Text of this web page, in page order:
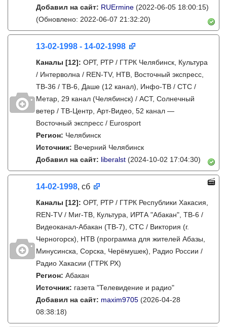
Добавил на сайт: RUErmine (2022-06-05 18:00:15)
(Обновлено: 2022-06-07 21:32:20)
13-02-1998 - 14-02-1998
Каналы [12]: ОРТ, РТР / ГТРК Челябинск, Культура
/ Интерволна / REN-TV, НТВ, Восточный экспресс,
ТВ-36 / ТВ-6, Даше (12 канал), Инфо-ТВ / СТС /
Метар, 29 канал (Челябинск) / АСТ, Солнечный
ветер / ТВ-Центр, Арт-Видео, 52 канал —
Восточный экспресс / Eurosport
Регион: Челябинск
Источник: Вечерний Челябинск
Добавил на сайт: liberalst (2024-10-02 17:04:30)
14-02-1998, сб
Каналы [12]: ОРТ, РТР / ГТРК Республики Хакасия,
REN-TV / Миг-ТВ, Культура, ИРТА "Абакан", ТВ-6 /
Видеоканал-Абакан (ТВ-7), СТС / Виктория (г.
Черногорск), НТВ (программа для жителей Абазы,
Минусинска, Сорска, Черёмушек), Радио России /
Радио Хакасии (ГТРК РХ)
Регион: Абакан
Источник: газета "Телевидение и радио"
Добавил на сайт: maxim9705 (2026-04-28
08:38:18)